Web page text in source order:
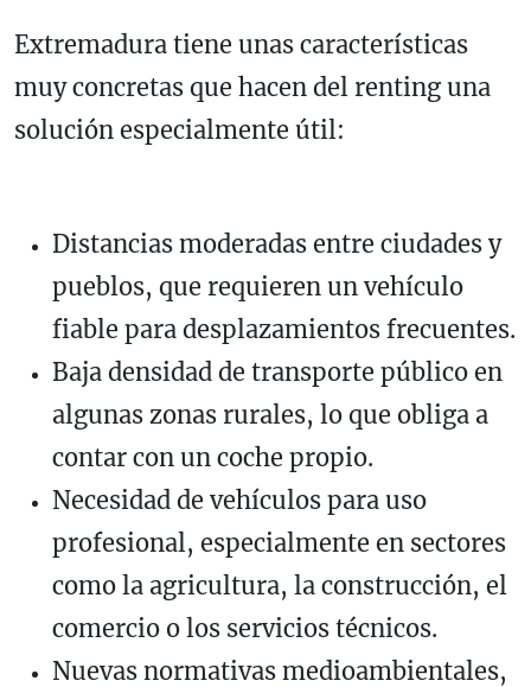
Extremadura tiene unas características
muy concretas que hacen del renting una
solución especialmente útil:
Distancias moderadas entre ciudades y
pueblos, que requieren un vehículo
fiable para desplazamientos frecuentes.
Baja densidad de transporte público en
algunas zonas rurales, lo que obliga a
contar con un coche propio.
Necesidad de vehículos para uso
profesional, especialmente en sectores
como la agricultura, la construcción, el
comercio o los servicios técnicos.
Nuevas normativas medioambientales,